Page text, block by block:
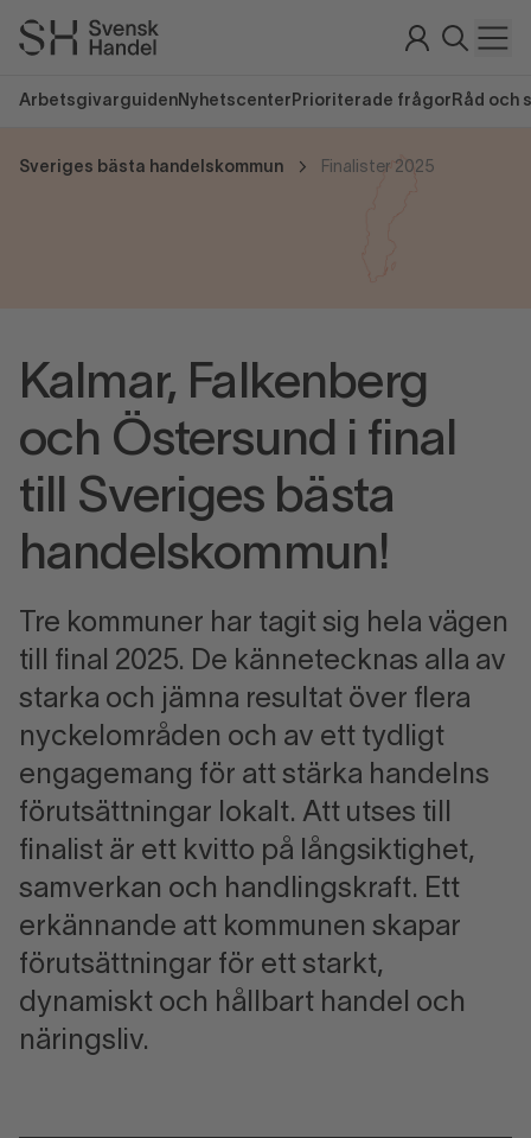
Arbetsgivarguiden Nyhetscenter Prioriterade frågor Råd och
Sveriges bästa handelskommun Finalister 2025
Kalmar, Falkenberg
och Östersund i final
till Sveriges bästa
handelskommun!
Tre kommuner har tagit sig hela vägen
till final 2025. De kännetecknas alla av
starka och jämna resultat över flera
nyckelområden och av ett tydligt
engagemang för att stärka handelns
förutsättningar lokalt. Att utses till
finalist är ett kvitto på långsiktighet,
samverkan och handlingskraft. Ett
erkännande att kommunen skapar
förutsättningar för ett starkt,
dynamiskt och hållbart handel och
näringsliv.